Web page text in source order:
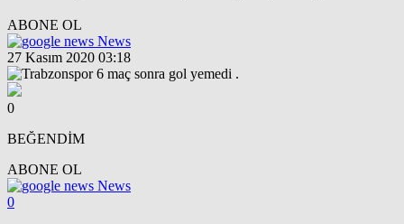
ABONE OL
News
27 Kasım 2020 03:18
0
BEĞENDİM
ABONE OL
News
0